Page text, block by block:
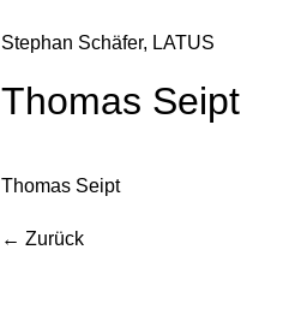
Stephan Schäfer, LATUS
Thomas Seipt
Thomas Seipt
← Zurück